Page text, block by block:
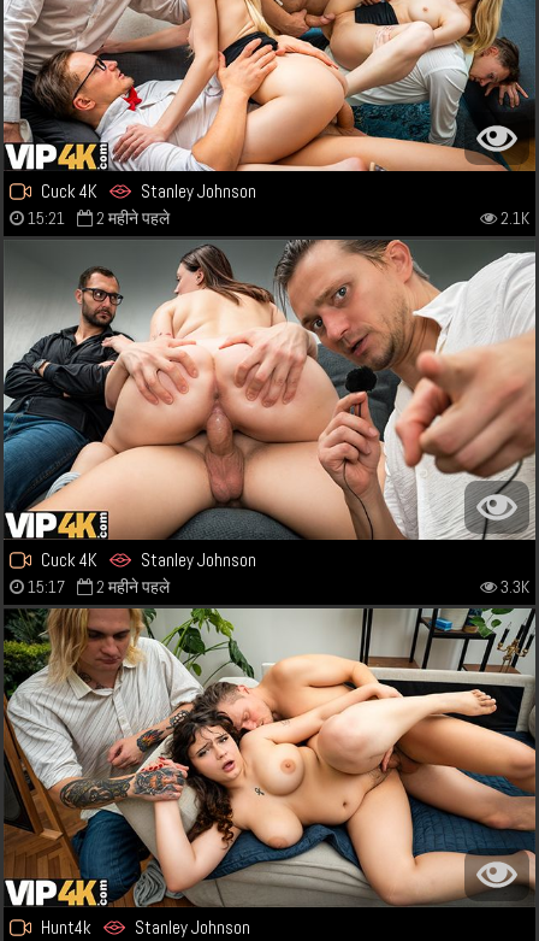
Cuck 4K Stanley Johnson
15:21 2 महीने पहले 2.1K
Cuck 4K Stanley Johnson
15:17 2 महीने पहले 3.3K
Hunt4k Stanley Johnson